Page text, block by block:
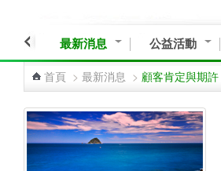
最新消息 公益活動
首頁 > 最新消息 > 顧客肯定與期許